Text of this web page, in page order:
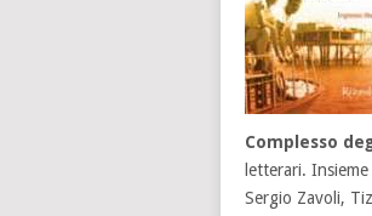
Complesso
letterari.
Sergio Zavoli,